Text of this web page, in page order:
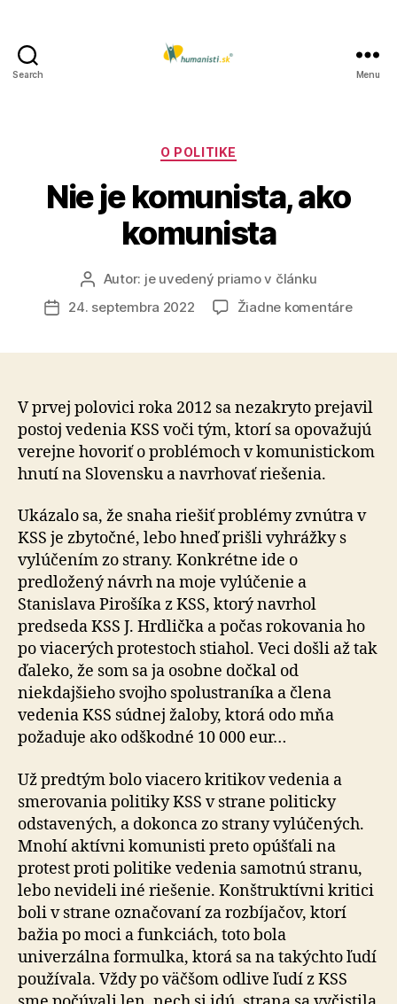
Search Menu
Kategórie
O POLITIKE
Nie je komunista, ako
komunista
AutorAutor: je uvedený priamo v článku
Dátum
24. septembra 2022 Žiadne komentárena
V prvej polovici roka 2012 sa nezakryto prejavil
postoj vedenia KSS voči tým, ktorí sa opovažujú
verejne hovoriť o problémoch v komunistickom
hnutí na Slovensku a navrhovať riešenia.
Ukázalo sa, že snaha riešiť problémy zvnútra v
KSS je zbytočné, lebo hneď prišli vyhrážky s
vylúčením zo strany. Konkrétne ide o
predložený návrh na moje vylúčenie a
Stanislava Pirošíka z KSS, ktorý navrhol
predseda KSS J. Hrdlička a počas rokovania ho
po viacerých protestoch stiahol. Veci došli až tak
ďaleko, že som sa ja osobne dočkal od
niekdajšieho svojho spolustraníka a člena
vedenia KSS súdnej žaloby, ktorá odo mňa
požaduje ako odškodné 10 000 eur…
Už predtým bolo viacero kritikov vedenia a
smerovania politiky KSS v strane politicky
odstavených, a dokonca zo strany vylúčených.
Mnohí aktívni komunisti preto opúšťali na
protest proti politike vedenia samotnú stranu,
lebo nevideli iné riešenie. Konštruktívni kritici
boli v strane označovaní za rozbíjačov, ktorí
bažia po moci a funkciách, toto bola
univerzálna formulka, ktorá sa na takýchto ľudí
používala. Vždy po väčšom odlive ľudí z KSS